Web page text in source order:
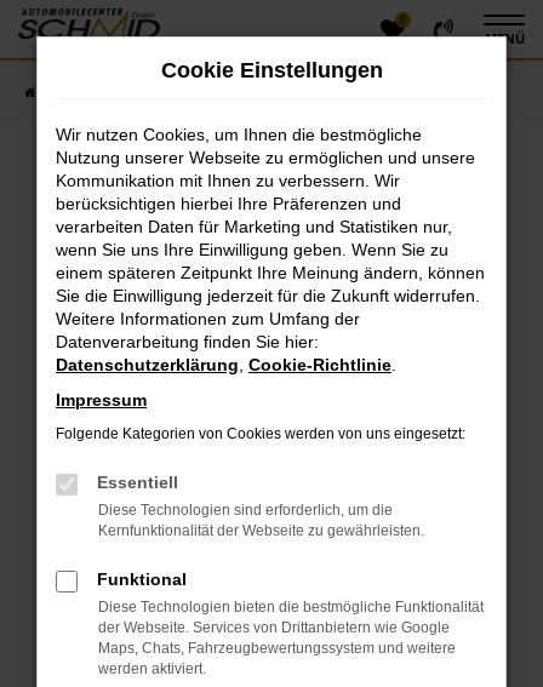
Zum
Hauptinhalt
0
MENÜ
Fehler: Network Error
Beim Laden ist ein Fehler aufgetreten.
Hier sind ein paar Tipps, die dir helfen können:
Überprüfe deine Firewall und deine
Internetverbindung.
Laden andere Webseiten, zum Beispiel deine
Suchmaschine?
Prüfe deine Browsererweiterungen.
das Laden bestimmter Seiten verhindern.
Funktioniert die Seite in einem anderen Browser
oder in einem privaten Fenster?
Das kann manchmal helfen, vorübergehende
Probleme zu beheben.
Stelle sicher, dass dein Browser und dein
Betriebssystem auf dem neuesten Stand sind.
Cookie Einstellungen
Wir nutzen Cookies, um Ihnen die bestmögliche
Nutzung unserer Webseite zu ermöglichen und unsere
Kommunikation mit Ihnen zu verbessern. Wir
berücksichtigen hierbei Ihre Präferenzen und
verarbeiten Daten für Marketing und Statistiken nur,
wenn Sie uns Ihre Einwilligung geben. Wenn Sie zu
einem späteren Zeitpunkt Ihre Meinung ändern, können
Sie die Einwilligung jederzeit für die Zukunft widerrufen.
Weitere Informationen zum Umfang der
Datenverarbeitung finden Sie hier:
Datenschutzerklärung Cookie-Richtlinie
Impressum
Folgende Kategorien von Cookies werden von uns eingesetzt:
Essentiell
Diese Technologien sind erforderlich, um die
Kernfunktionalität der Webseite zu gewährleisten.
Funktional
Diese Technologien bieten die bestmögliche Funktionalität
der Webseite. Services von Drittanbietern wie Google
Maps, Chats, Fahrzeugbewertungssystem und weitere
werden aktiviert.